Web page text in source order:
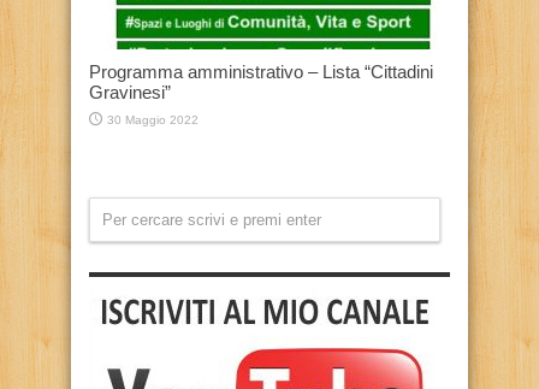
Programma amministrativo – Lista “Cittadini
Gravinesi”
30 Maggio 2022